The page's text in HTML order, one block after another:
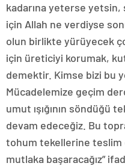
kadarına yeterse yetsin,
için Allah ne verdiyse
olun birlikte yürüyecek
için üreticiyi korumak,
demektir. Kimse bizi bu
Mücadelemize geçim
umut ışığının söndüğü
devam edeceğiz. Bu
tohum tekellerine teslim
mutlaka başaracağız”